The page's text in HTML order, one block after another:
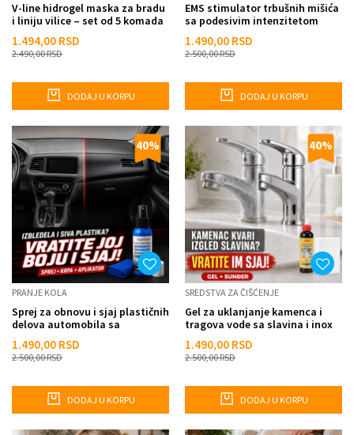
V-line hidrogel maska za bradu
i liniju vilice – set od 5 komada
1.494,00 RSD
2.490,00RSD
DODAJ U KORPU
EMS stimulator trbušnih mišića
sa podesivim intenzitetom
1.490,00 RSD
2.500,00RSD
DODAJ U KORPU
40%
PRANJE KOLA
Sprej za obnovu i sjaj plastičnih
delova automobila sa
1.490,00 RSD
2.500,00RSD
DODAJ U KORPU
40%
SREDSTVA ZA ČIŠĆENJE
Gel za uklanjanje kamenca i
tragova vode sa slavina i inox
1.490,00 RSD
2.500,00RSD
DODAJ U KORPU